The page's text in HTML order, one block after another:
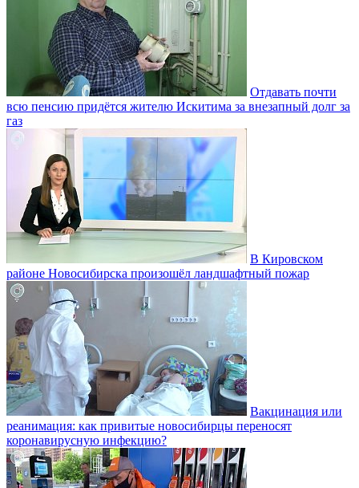
Отдавать почти
всю пенсию придётся жителю Искитима за внезапный долг за
газ
В Кировском
районе Новосибирска произошёл ландшафтный пожар
Вакцинация или
реанимация: как привитые новосибирцы переносят
коронавирусную инфекцию?